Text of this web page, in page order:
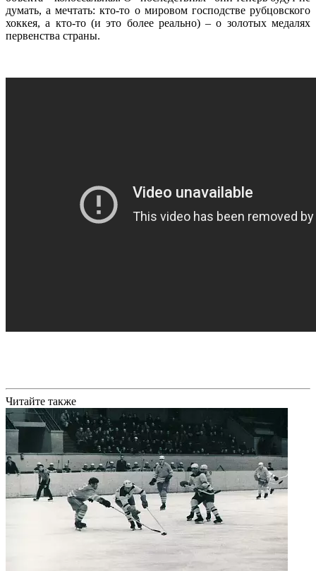
думать, а мечтать: кто-то о мировом господстве рубцовского
хоккея, а кто-то (и это более реально) – о золотых медалях
первенства страны.
Читайте также